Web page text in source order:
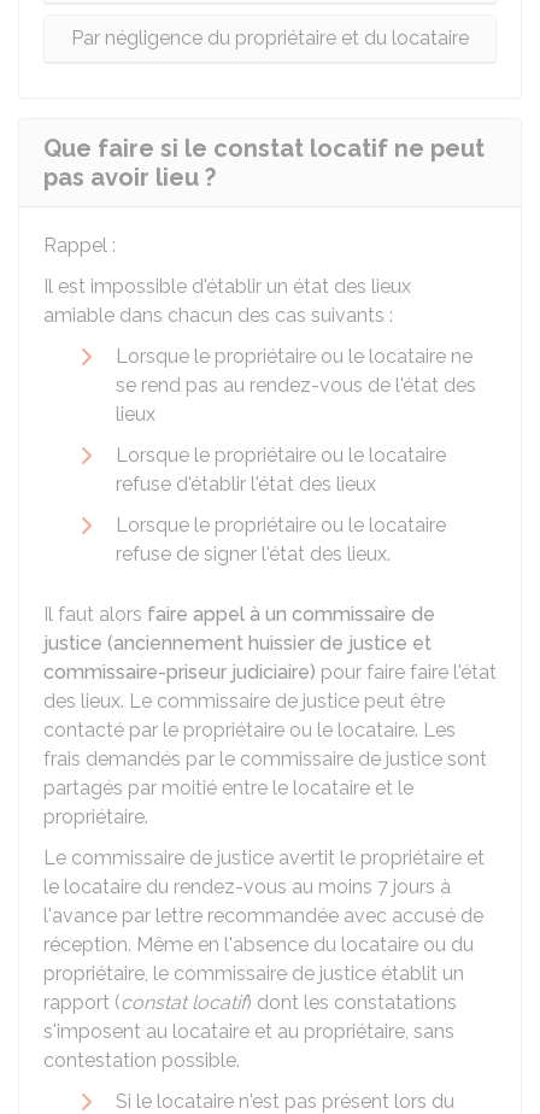
Par négligence du propriétaire et du locataire
Que faire si le constat locatif ne peut
pas avoir lieu ?
Rappel :
Il est impossible d'établir un état des lieux
amiable dans chacun des cas suivants :
Lorsque le propriétaire ou le locataire ne
se rend pas au rendez-vous de l'état des
lieux
Lorsque le propriétaire ou le locataire
refuse d'établir l'état des lieux
Lorsque le propriétaire ou le locataire
refuse de signer l'état des lieux.
Il faut alors faire appel à un commissaire de
justice (anciennement huissier de justice et
commissaire-priseur judiciaire) pour faire faire l'état
des lieux. Le commissaire de justice peut être
contacté par le propriétaire ou le locataire. Les
frais demandés par le commissaire de justice sont
partagés par moitié entre le locataire et le
propriétaire.
Le commissaire de justice avertit le propriétaire et
le locataire du rendez-vous au moins 7 jours à
l'avance par lettre recommandée avec accusé de
réception. Même en l'absence du locataire ou du
propriétaire, le commissaire de justice établit un
rapport (constat locatif) dont les constatations
s'imposent au locataire et au propriétaire, sans
contestation possible.
Si le locataire n'est pas présent lors du